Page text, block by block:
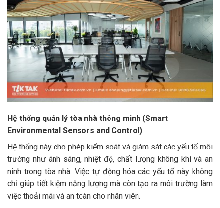
Hệ thống quản lý tòa nhà thông minh (Smart
Environmental Sensors and Control)
Hệ thống này cho phép kiểm soát và giám sát các yếu tố môi
trường như ánh sáng, nhiệt độ, chất lượng không khí và an
ninh trong tòa nhà. Việc tự động hóa các yếu tố này không
chỉ giúp tiết kiệm năng lượng mà còn tạo ra môi trường làm
việc thoải mái và an toàn cho nhân viên.​